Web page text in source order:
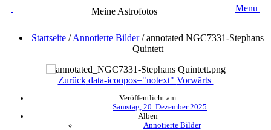
Meine Astrofotos Menu
Startseite /Annotierte Bilder/annotated NGC7331-Stephans
Quintett
Zurück data-iconpos="notext" Vorwärts
Veröffentlicht am
Samstag, 20. Dezember 2025
Alben
Annotierte Bilder